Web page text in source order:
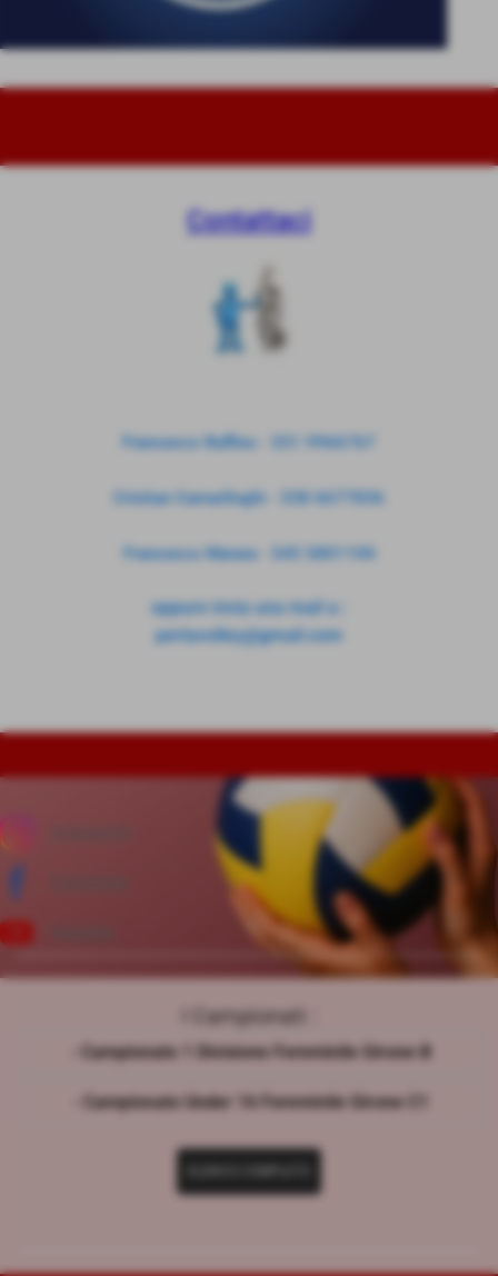
Contattaci
Francesco Ruffino - 331 9966767
Cristian Camarlinghi - 338 6677836
Francesco Maraia - 345 5801100
oppure invia una mail a :
perlavolley@gmail.com
I Campionati :
- Campionato 1 Divisione Femminile Girone B
- Campionato Under 16 Femminile Girone C1